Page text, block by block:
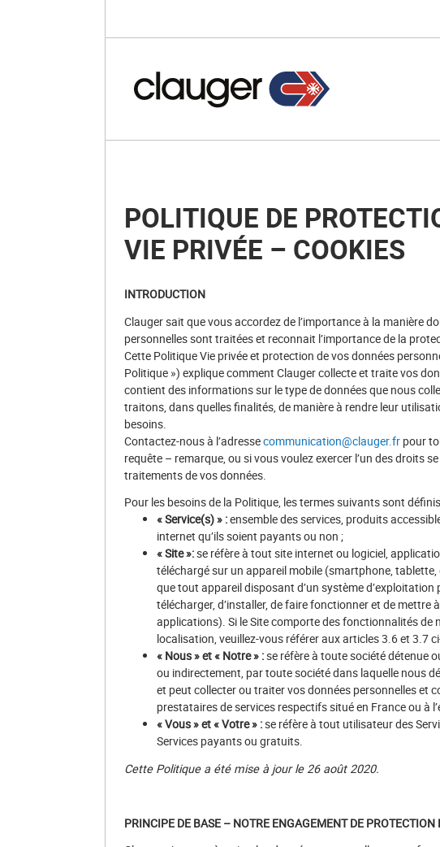
POLITIQUE DE
VIE PRIVÉE – COOKIES
INTRODUCTION
Clauger sait que vous accordez de l’importance à la manière
personnelles sont traitées et reconnait l’importance de la
Cette Politique Vie privée et protection de vos données
Politique ») explique comment Clauger collecte et traite vos
contient des informations sur le type de données que nous
traitons, dans quelles finalités, de manière à rendre leur
besoins.
Contactez-nous à l’adressecommunication@clauger.frpour
requête – remarque, ou si vous voulez exercer l’un des droits
traitements de vos données.
Pour les besoins de la Politique, les termes suivants sont
« Service(s) » :ensemble des services, produits
internet qu’ils soient payants ou non ;
« Site »:se réfère à tout site internet ou logiciel,
téléchargé sur un appareil mobile (smartphone,
que tout appareil disposant d’un système d’exploitation
télécharger, d’installer, de faire fonctionner et de mettre
applications). Si le Site comporte des fonctionnalités de
localisation, veuillez-vous référer aux articles 3.6 et 3.7
« Nous » et « Notre » :se réfère à toute société détenue
ou indirectement, par toute société dans laquelle nous
et peut collecter ou traiter vos données personnelles et
prestataires de services respectifs situé en France ou à
« Vous » et « Votre » :se réfère à tout utilisateur des
Services payants ou gratuits.
Cette Politique a été mise à jour le 26 août 2020.
PRINCIPE DE BASE – NOTRE ENGAGEMENT DE PROTECTION